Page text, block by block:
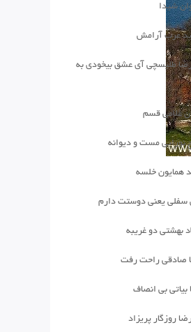
شیدا
عرب آرامش
طلیسچی آی عشق بیخودی به
غلامی قسم
نورایی مست و دیوانه
همایون خلسه
سفلی یعنی دوستت دارم
بهشتی دو غریبه
صادقی راحت رفت
بیاتی بی انصاف
روزگار پریزاد